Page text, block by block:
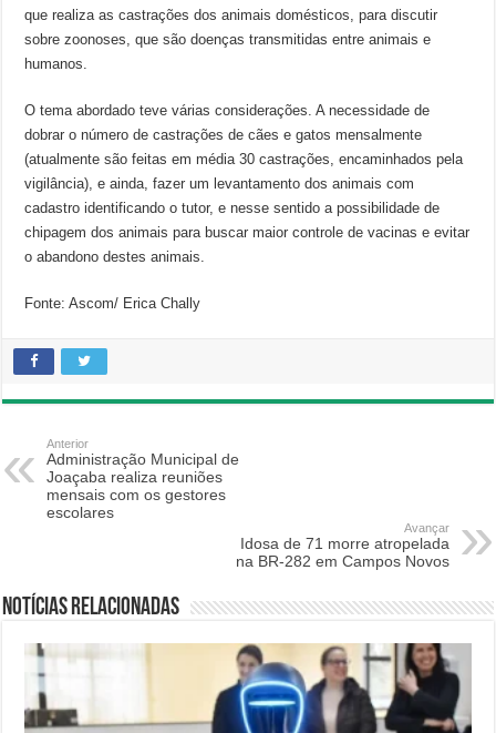
que realiza as castrações dos animais domésticos, para discutir
sobre zoonoses, que são doenças transmitidas entre animais e
humanos.
O tema abordado teve várias considerações. A necessidade de
dobrar o número de castrações de cães e gatos mensalmente
(atualmente são feitas em média 30 castrações, encaminhados pela
vigilância), e ainda, fazer um levantamento dos animais com
cadastro identificando o tutor, e nesse sentido a possibilidade de
chipagem dos animais para buscar maior controle de vacinas e evitar
o abandono destes animais.
Fonte: Ascom/ Erica Chally
Anterior
Administração Municipal de
Joaçaba realiza reuniões
mensais com os gestores
escolares
Avançar
Idosa de 71 morre atropelada
na BR-282 em Campos Novos
Notícias relacionadas